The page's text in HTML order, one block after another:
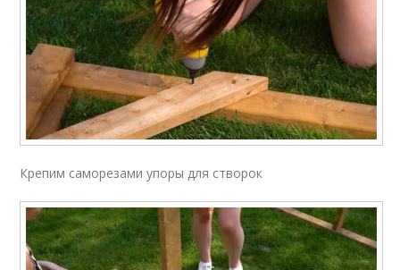
Крепим саморезами упоры для створок